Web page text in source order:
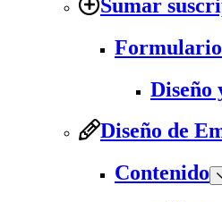
Sumar
Diseño
Diseño de
Contenido